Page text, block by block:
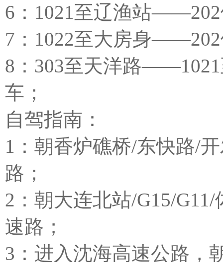
6：1021至辽渔站
7：1022至大房身
8：303至天洋路
车；
自驾指南：
1：朝香炉礁桥/东快路/
路；
2：朝大连北站/G15/
速路；
3：进入沈海高速公路，